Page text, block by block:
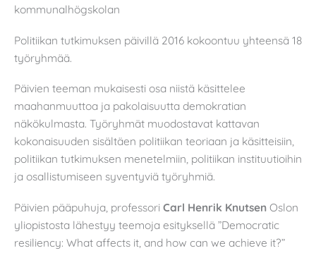
kommunalhögskolan
Politiikan tutkimuksen päivillä 2016 kokoontuu yhteensä 18
työryhmää.
Päivien teeman mukaisesti osa niistä käsittelee
maahanmuuttoa ja pakolaisuutta demokratian
näkökulmasta. Työryhmät muodostavat kattavan
kokonaisuuden sisältäen politiikan teoriaan ja käsitteisiin,
politiikan tutkimuksen menetelmiin, politiikan instituutioihin
ja osallistumiseen syventyviä työryhmiä.
Päivien pääpuhuja, professori Carl Henrik Knutsen Oslon
yliopistosta lähestyy teemoja esityksellä ”Democratic
resiliency: What affects it, and how can we achieve it?”